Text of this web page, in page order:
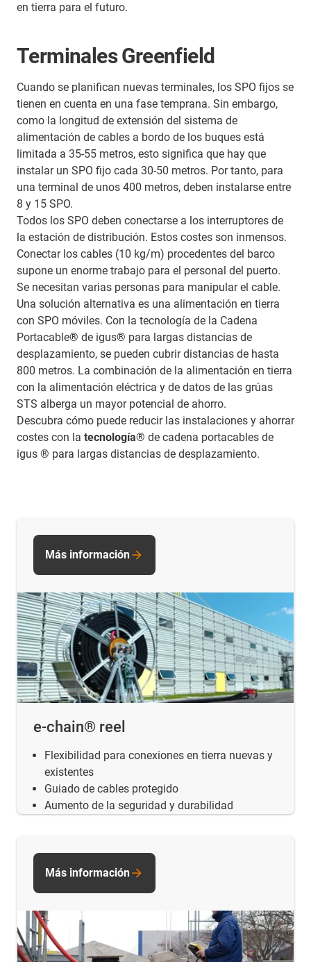
en tierra para el futuro.
Terminales Greenfield
Cuando se planifican nuevas terminales, los SPO fijos se
tienen en cuenta en una fase temprana. Sin embargo,
como la longitud de extensión del sistema de
alimentación de cables a bordo de los buques está
limitada a 35-55 metros, esto significa que hay que
instalar un SPO fijo cada 30-50 metros. Por tanto, para
una terminal de unos 400 metros, deben instalarse entre
8 y 15 SPO.
Todos los SPO deben conectarse a los interruptores de
la estación de distribución. Estos costes son inmensos.
Conectar los cables (10 kg/m) procedentes del barco
supone un enorme trabajo para el personal del puerto.
Se necesitan varias personas para manipular el cable.
Una solución alternativa es una alimentación en tierra
con SPO móviles. Con la tecnología de la Cadena
Portacable® de igus® para largas distancias de
desplazamiento, se pueden cubrir distancias de hasta
800 metros. La combinación de la alimentación en tierra
con la alimentación eléctrica y de datos de las grúas
STS alberga un mayor potencial de ahorro.
Descubra cómo puede reducir las instalaciones y ahorrar
costes con la tecnología® de cadena portacables de
igus ® para largas distancias de desplazamiento.
e-chain® reel
Flexibilidad para conexiones en tierra nuevas y
existentes
Guiado de cables protegido
Aumento de la seguridad y durabilidad
Más información
Más información